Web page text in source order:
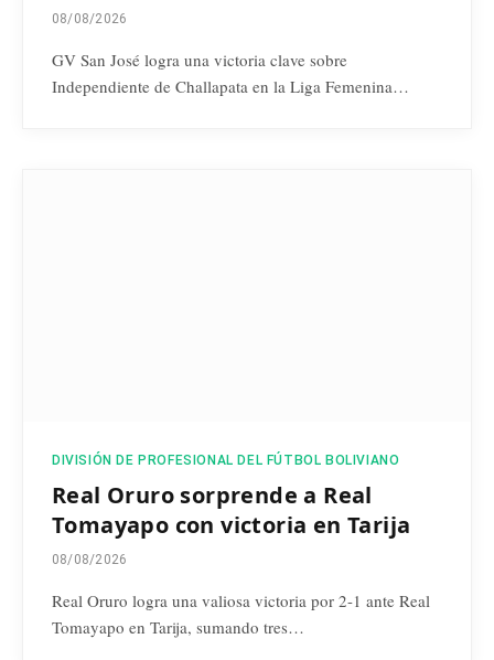
08/08/2026
GV San José logra una victoria clave sobre
Independiente de Challapata en la Liga Femenina…
DIVISIÓN DE PROFESIONAL DEL FÚTBOL BOLIVIANO
Real Oruro sorprende a Real
Tomayapo con victoria en Tarija
08/08/2026
Real Oruro logra una valiosa victoria por 2-1 ante Real
Tomayapo en Tarija, sumando tres…